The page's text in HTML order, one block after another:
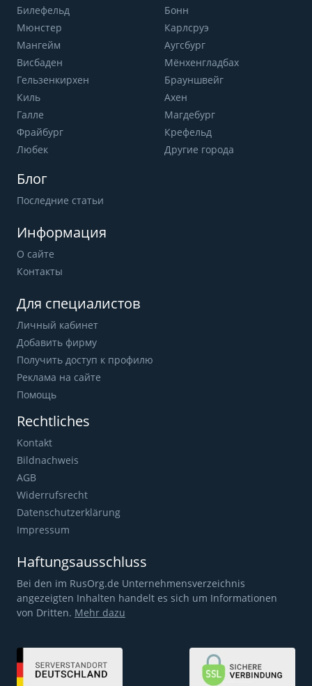
Билефельд
Бонн
Мюнстер
Карлсруэ
Мангейм
Аугсбург
Висбаден
Мёнхенгладбах
Гельзенкирхен
Брауншвейг
Киль
Ахен
Галле
Магдебург
Фрайбург
Крефельд
Любек
Другие города
Блог
Последние статьи
Информация
О сайте
Контакты
Для специалистов
Личный кабинет
Добавить фирму
Получить доступ к профилю
Реклама на сайте
Помощь
Rechtliches
Kontakt
Bildnachweis
AGB
Widerrufsrecht
Datenschutzerklärung
Impressum
Haftungsausschluss
Bei den im RusOrg.de Unternehmensverzeichnis
angezeigten Inhalten handelt es sich um Informationen
von Dritten. Mehr dazu